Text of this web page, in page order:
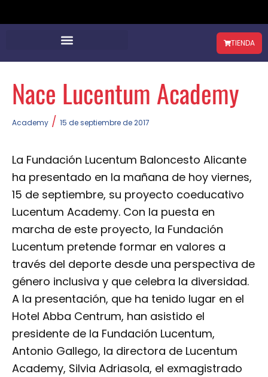
TIENDA
Nace Lucentum Academy
Academy / 15 de septiembre de 2017
La Fundación Lucentum Baloncesto Alicante
ha presentado en la mañana de hoy viernes,
15 de septiembre, su proyecto coeducativo
Lucentum Academy. Con la puesta en
marcha de este proyecto, la Fundación
Lucentum pretende formar en valores a
través del deporte desde una perspectiva de
género inclusiva y que celebra la diversidad.
A la presentación, que ha tenido lugar en el
Hotel Abba Centrum, han asistido el
presidente de la Fundación Lucentum,
Antonio Gallego, la directora de Lucentum
Academy, Silvia Adriasola, el exmagistrado